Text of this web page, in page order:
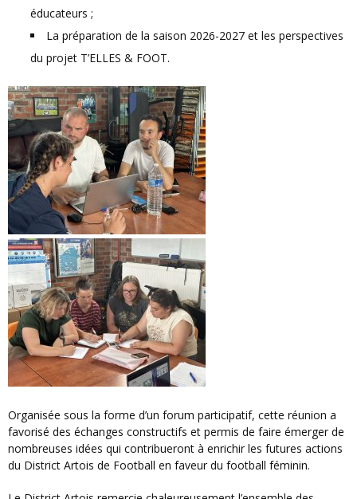
éducateurs ;
La préparation de la saison 2026-2027 et les perspectives
du projet T’ELLES & FOOT.
Organisée sous la forme d’un forum participatif, cette réunion a
favorisé des échanges constructifs et permis de faire émerger de
nombreuses idées qui contribueront à enrichir les futures actions
du District Artois de Football en faveur du football féminin.